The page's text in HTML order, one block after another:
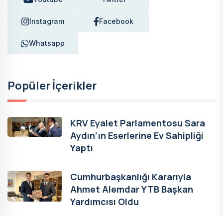
Instagram Facebook
Whatsapp
Popüler İçerikler
KRV Eyalet Parlamentosu Sara
Aydın’ın Eserlerine Ev Sahipliği
Yaptı
Cumhurbaşkanlığı Kararıyla
Ahmet Alemdar YTB Başkan
Yardımcısı Oldu